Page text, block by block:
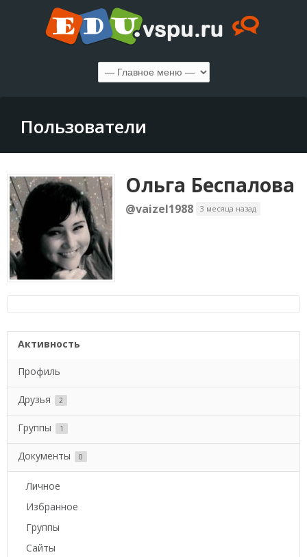
Пользователи
Ольга Беспалова
@vaizel1988 3 месяца назад
Активность
Профиль
Друзья 2
Группы 1
Документы 0
Личное
Избранное
Группы
Сайты